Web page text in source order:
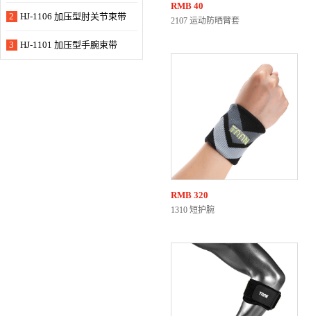
2 HJ-1106 加压型肘关节束带
3 HJ-1101 加压型手腕束带
RMB 40
2107 运动防晒臂套
RMB 320
1310 短护腕